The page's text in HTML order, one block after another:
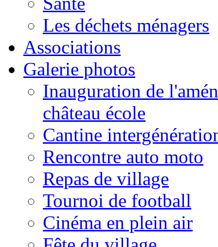
Les déchets ménagers
Associations
Galerie photos
Inauguration de
château école
Cantine
Rencontre auto moto
Repas de village
Tournoi de football
Cinéma en plein air